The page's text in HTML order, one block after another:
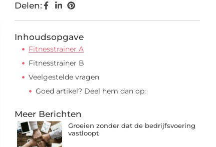
Delen:
Inhoudsopgave
Fitnesstrainer A
Fitnesstrainer B
Veelgestelde vragen
Goed artikel? Deel hem dan op:
Meer Berichten
Groeien zonder dat de bedrijfsvoering
vastloopt